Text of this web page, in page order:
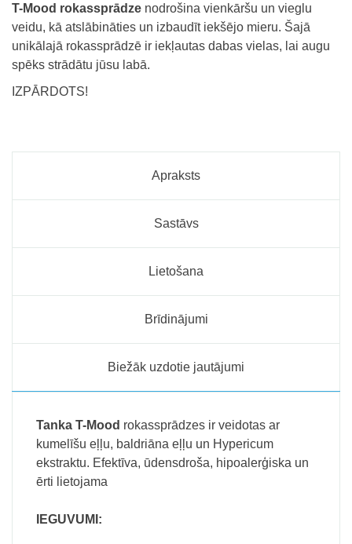
T-Mood rokassprādze nodrošina vienkāršu un vieglu
veidu, kā atslābināties un izbaudīt iekšējo mieru. Šajā
unikālajā rokassprādzē ir iekļautas dabas vielas, lai augu
spēks strādātu jūsu labā.
IZPĀRDOTS!
Apraksts
Sastāvs
Lietošana
Brīdinājumi
Biežāk uzdotie jautājumi
Tanka T-Mood rokassprādzes ir veidotas ar
kumelīšu eļļu, baldriāna eļļu un Hypericum
ekstraktu. Efektīva, ūdensdroša, hipoalerģiska un
ērti lietojama
IEGUVUMI: